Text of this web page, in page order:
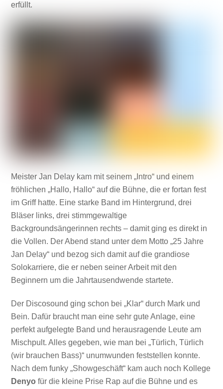
erfüllt.
Meister Jan Delay kam mit seinem „Intro“ und einem
fröhlichen „Hallo, Hallo“ auf die Bühne, die er fortan fest
im Griff hatte. Eine starke Band im Hintergrund, drei
Bläser links, drei stimmgewaltige
Backgroundsängerinnen rechts – damit ging es direkt in
die Vollen. Der Abend stand unter dem Motto „25 Jahre
Jan Delay“ und bezog sich damit auf die grandiose
Solokarriere, die er neben seiner Arbeit mit den
Beginnern um die Jahrtausendwende startete.
Der Discosound ging schon bei „Klar“ durch Mark und
Bein. Dafür braucht man eine sehr gute Anlage, eine
perfekt aufgelegte Band und herausragende Leute am
Mischpult. Alles gegeben, wie man bei „Türlich, Türlich
(wir brauchen Bass)“ unumwunden feststellen konnte.
Nach dem funky „Showgeschäft“ kam auch noch Kollege
Denyo für die kleine Prise Rap auf die Bühne und es